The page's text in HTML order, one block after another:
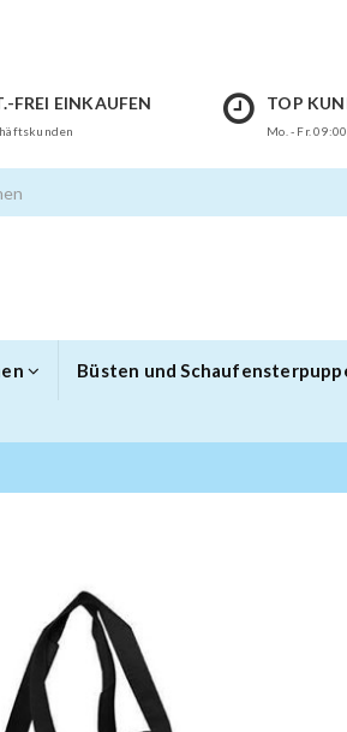
FREI EINKAUFEN TOP
Mo. - Fr.
Büsten und